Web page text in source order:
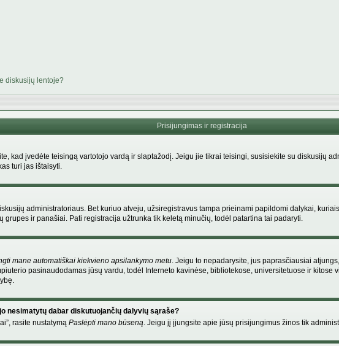
diskusijų lentoje?
Prisijungimas ir registracija
kad įvedėte teisingą vartotojo vardą ir slaptažodį. Jeigu jie tikrai teisingi, susisiekite su diskusijų
turi jas ištaisyti.
administratoriaus. Bet kuriuo atveju, užsiregistravus tampa prieinami papildomi dalykai,
ir panašiai. Pati registracija užtrunka tik keletą minučių, todėl patartina tai padaryti.
mane automatiškai kiekvieno apsilankymo metu. Jeigu to nepadarysite, jus paprasčiausiai
pasinaudodamas jūsų vardu, todėl Interneto kavinėse, bibliotekose, universitetuose ir
nesimatytų dabar diskutuojančių dalyvių sąraše?
rasite nustatymą Paslėpti mano būseną. Jeigu jį įjungsite apie jūsų prisijungimus žinos tik